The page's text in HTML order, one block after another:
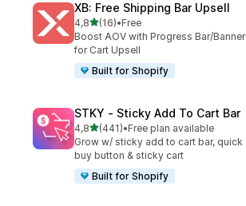
XB: Free Shipping Bar Upsell
4,8z 5 hvězd
(16)
Celkový počet recenzí: 16
•Free
Boost AOV with Progress Bar/Banner
for Cart Upsell
Built for Shopify
STKY ‑ Sticky Add To Cart Bar
4,8z 5 hvězd
(441)
Celkový počet recenzí: 441
•Free plan available
Grow w/ sticky add to cart bar, quick
buy button & sticky cart
Built for Shopify